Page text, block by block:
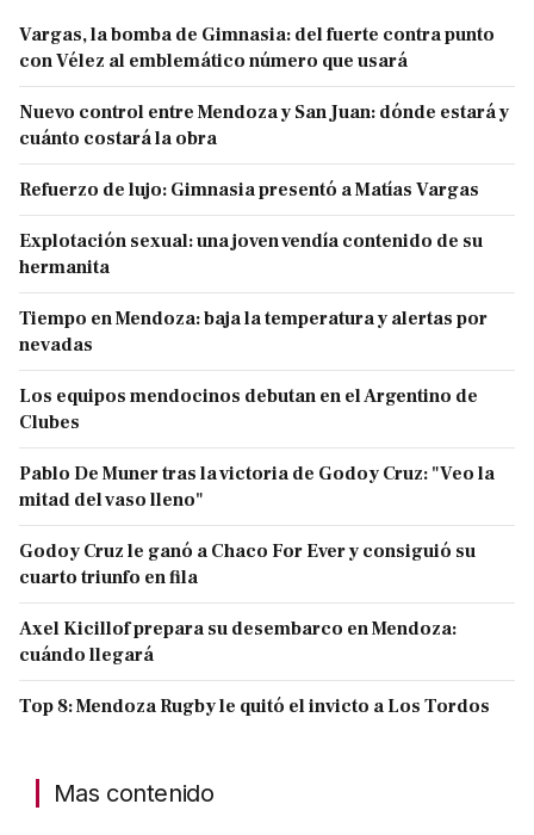
Vargas, la bomba de Gimnasia: del fuerte contra punto
con Vélez al emblemático número que usará
Nuevo control entre Mendoza y San Juan: dónde estará y
cuánto costará la obra
Refuerzo de lujo: Gimnasia presentó a Matías Vargas
Explotación sexual: una joven vendía contenido de su
hermanita
Tiempo en Mendoza: baja la temperatura y alertas por
nevadas
Los equipos mendocinos debutan en el Argentino de
Clubes
Pablo De Muner tras la victoria de Godoy Cruz: "Veo la
mitad del vaso lleno"
Godoy Cruz le ganó a Chaco For Ever y consiguió su
cuarto triunfo en fila
Axel Kicillof prepara su desembarco en Mendoza:
cuándo llegará
Top 8: Mendoza Rugby le quitó el invicto a Los Tordos
Mas contenido